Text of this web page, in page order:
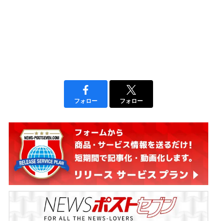
フォロー フォロー